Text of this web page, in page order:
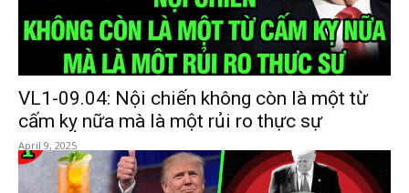
VL1-09.04: Nội chiến không còn là một từ
cấm kỵ nữa mà là một rủi ro thực sự
April 9, 2025